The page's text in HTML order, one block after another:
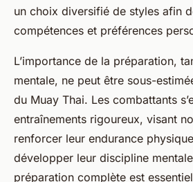
un choix diversifié de styles afin
compétences et préférences
L’importance de la préparation,
mentale, ne peut être sous-
du Muay Thai. Les combattants
entraînements rigoureux, visant
renforcer leur endurance
développer leur discipline
préparation complète est